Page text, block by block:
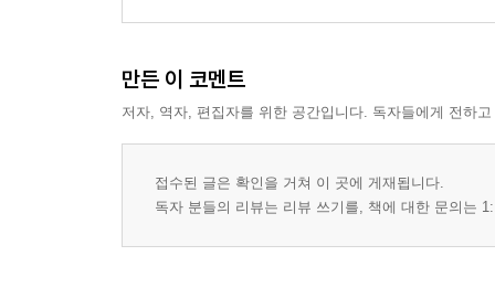
만든 이 코멘트
저자, 역자, 편집자를 위한 공간입니다. 독자들에게 전하
접수된 글은 확인을 거쳐 이 곳에 게재됩니다.
독자 분들의 리뷰는 리뷰 쓰기를, 책에 대한 문의는